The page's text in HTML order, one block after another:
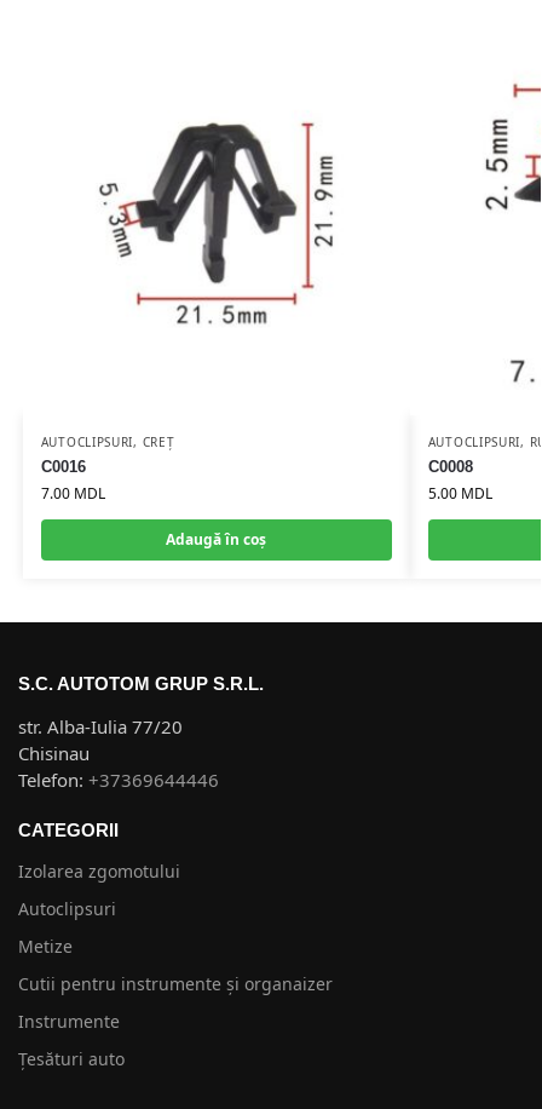
AUTOCLIPSURI, CREȚ
C0016
7.00 MDL
Adaugă în coș
AUTOCLIPSURI,
C0008
5.00 MDL
S.C. AUTOTOM GRUP S.R.L.
str. Alba-Iulia 77/20
Chisinau
Telefon: +37369644446
CATEGORII
Izolarea zgomotului
Autoclipsuri
Metize
Cutii pentru instrumente și organaizer
Instrumente
Țesături auto